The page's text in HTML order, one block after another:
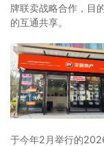
牌联卖战略合作，目
的互通共享。
于今年2月举行的